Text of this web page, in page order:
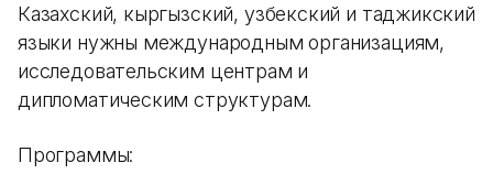
Казахский, кыргызский, узбекский и таджикский
языки нужны международным организациям,
исследовательским центрам и
дипломатическим структурам.
Программы: